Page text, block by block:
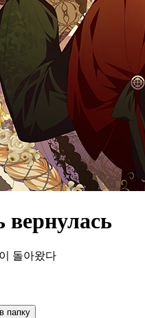
돌아왔다
папку